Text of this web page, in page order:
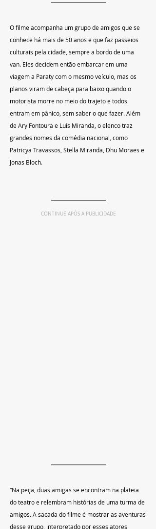
O filme acompanha um grupo de amigos que se
conhece há mais de 50 anos e que faz passeios
culturais pela cidade, sempre a bordo de uma
van. Eles decidem então embarcar em uma
viagem a Paraty com o mesmo veículo, mas os
planos viram de cabeça para baixo quando o
motorista morre no meio do trajeto e todos
entram em pânico, sem saber o que fazer. Além
de Ary Fontoura e Luís Miranda, o elenco traz
grandes nomes da comédia nacional, como
Patricya Travassos, Stella Miranda, Dhu Moraes e
Jonas Bloch.
CONTINUE APÓS A PUBLICIDADE
“Na peça, duas amigas se encontram na plateia
do teatro e relembram histórias de uma turma de
amigos. A sacada do filme é mostrar as aventuras
desse grupo, interpretado por esses atores